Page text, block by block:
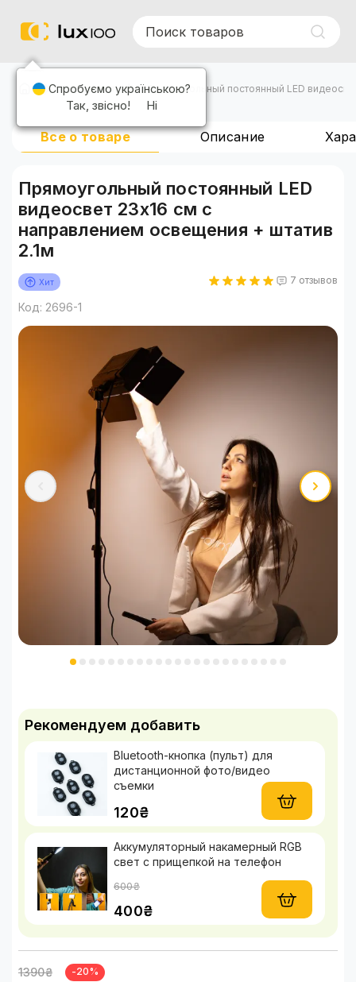
Видеосвет Прямоугольный постоянный LED
Все о товаре Описание
Прямоугольный постоянный LED
видеосвет 23х16 см с
направлением освещения + штатив
2.1м
Хит 7 отзывов
Код: 2696-1
1390₴ -20%
Рекомендуем добавить
Bluetooth-кнопка (пульт) для
дистанционной фото/видео
съемки
120₴
Аккумуляторный накамерный RGB
свет с прищепкой на телефон
600₴
400₴
Спробуємо українською?
Так, звісно! Ні